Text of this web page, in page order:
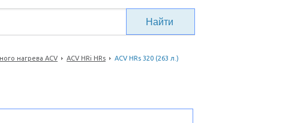
нагрева ACV ACV HRi HRs ACV HRs 320 (263 л.)